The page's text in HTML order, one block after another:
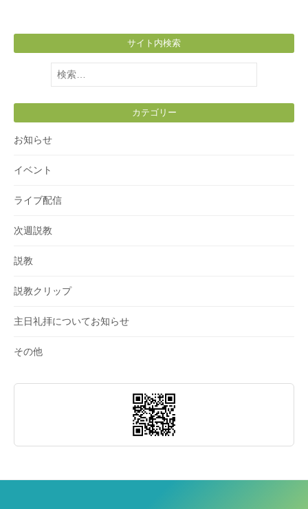
サイト内検索
検
索:
カテゴリー
お知らせ
イベント
ライブ配信
次週説教
説教
説教クリップ
主日礼拝についてお知らせ
その他